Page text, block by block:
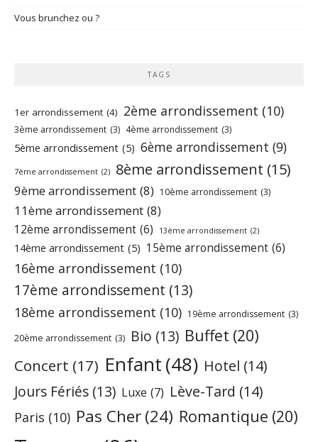
Vous brunchez ou ?
TAGS
1er arrondissement (4) 2ème arrondissement (10)
3ème arrondissement (3) 4ème arrondissement (3)
5ème arrondissement (5) 6ème arrondissement (9)
7ème arrondissement (2) 8ème arrondissement (15)
9ème arrondissement (8) 10ème arrondissement (3)
11ème arrondissement (8)
12ème arrondissement (6) 13ème arrondissement (2)
14ème arrondissement (5) 15ème arrondissement (6)
16ème arrondissement (10)
17ème arrondissement (13)
18ème arrondissement (10) 19ème arrondissement (3)
20ème arrondissement (3) Bio (13) Buffet (20)
Concert (17) Enfant(48) Hotel (14)
Jours Fériés (13) Luxe (7) Lève-Tard (14)
Paris (10) Pas Cher(24) Romantique (20)